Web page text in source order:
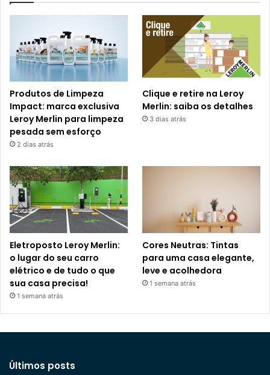
Produtos de Limpeza
Impact: marca exclusiva
Leroy Merlin para limpeza
pesada sem esforço
2 dias atrás
Clique e retire na Leroy
Merlin: saiba os detalhes
3 dias atrás
Eletroposto Leroy Merlin:
o lugar do seu carro
elétrico e de tudo o que
sua casa precisa!
1 semana atrás
Cores Neutras: Tintas
para uma casa elegante,
leve e acolhedora
1 semana atrás
Últimos posts